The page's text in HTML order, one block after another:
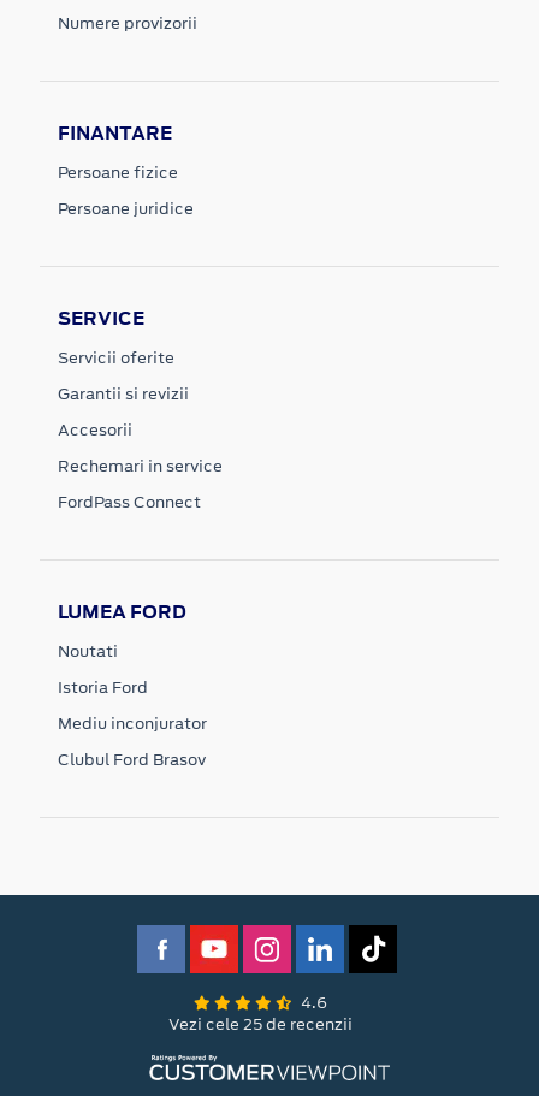
Numere provizorii
FINANTARE
Persoane fizice
Persoane juridice
SERVICE
Servicii oferite
Garantii si revizii
Accesorii
Rechemari in service
FordPass Connect
LUMEA FORD
Noutati
Istoria Ford
Mediu inconjurator
Clubul Ford Brasov
4.6
Vezi cele 25 de recenzii